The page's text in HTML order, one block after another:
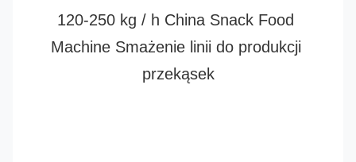
120-250 kg / h China Snack Food
Machine Smażenie linii do produkcji
przekąsek